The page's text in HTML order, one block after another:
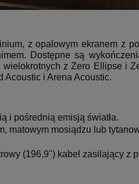
z opalowym ekranem z
Dostępne są
z Zero Ellipse i
Acoustic i Arena Acoustic.
i pośrednią emisją światła.
matowym mosiądzu lub
(196,9") kabel zasilający z